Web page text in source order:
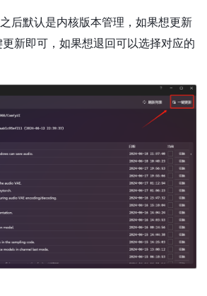
后默认是内核版本管理，如果想更新
新即可，如果想退回可以选择对应的